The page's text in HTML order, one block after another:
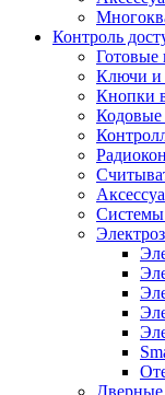
Контроль
Готовые
Ключи и
Кнопки
Кодовые
Системы
Дверные